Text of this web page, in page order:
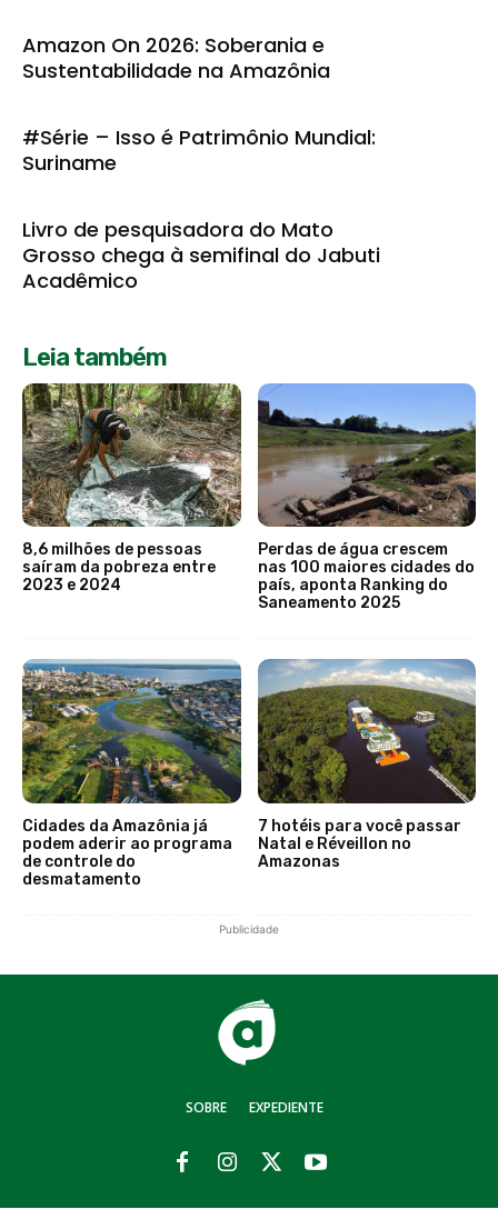
Amazon On 2026: Soberania e
Sustentabilidade na Amazônia
#Série – Isso é Patrimônio Mundial:
Suriname
Livro de pesquisadora do Mato
Grosso chega à semifinal do Jabuti
Acadêmico
Leia também
8,6 milhões de pessoas
saíram da pobreza entre
2023 e 2024
Perdas de água crescem
nas 100 maiores cidades do
país, aponta Ranking do
Saneamento 2025
Cidades da Amazônia já
podem aderir ao programa
de controle do
desmatamento
7 hotéis para você passar
Natal e Réveillon no
Amazonas
Publicidade
SOBRE EXPEDIENTE